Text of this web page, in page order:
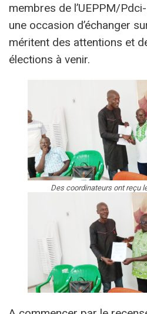
membres de l’UEPPM/
une occasion d’échanger
méritent des attentions et
élections à venir.
Des coordinateurs ont reçu